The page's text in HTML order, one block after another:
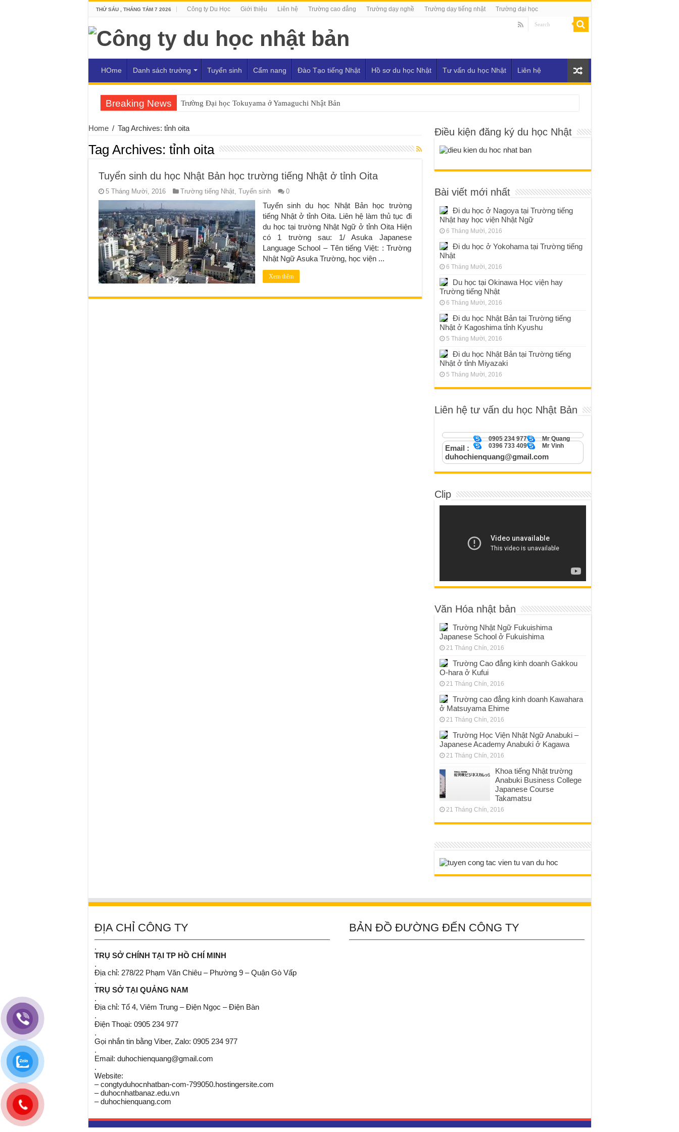
THỨ SÁU , THÁNG TÁM 7 2026 Công ty Du Học Giới thiệu Liên hệ Trường cao đẳng Trường dạy nghề Trường dạy tiếng nhật Trường đại học
HOme Danh sách trường Tuyển sinh Cẩm nang Đào Tạo tiếng Nhật Hồ sơ du học Nhật Tư vấn du học Nhật Liên hệ
Breaking News Trường Đại học Tokuyama ở Yamaguchi Nhật Bản
Home / Tag Archives: tỉnh oita
Tag Archives: tỉnh oita
Tuyển sinh du học Nhật Bản học trường tiếng Nhật ở tỉnh Oita
5 Tháng Mười, 2016 Trường tiếng Nhật, Tuyển sinh 0
Tuyển sinh du học Nhật Bản học trường
tiếng Nhật ở tỉnh Oita. Liên hệ làm thủ tục đi
du học tại trường Nhật Ngữ ở tỉnh Oita Hiện
có 1 trường sau: 1/ Asuka Japanese
Language School – Tên tiếng Việt: : Trường
Nhật Ngữ Asuka Trường, học viện ...
Xem thêm
Điều kiện đăng ký du học Nhật
Bài viết mới nhất
Đi du học ở Nagoya tại Trường tiếng
Nhật hay học viện Nhật Ngữ
6 Tháng Mười, 2016
Đi du học ở Yokohama tại Trường tiếng
Nhật
6 Tháng Mười, 2016
Du học tại Okinawa Học viện hay
Trường tiếng Nhật
6 Tháng Mười, 2016
Đi du học Nhật Bản tại Trường tiếng
Nhật ở Kagoshima tỉnh Kyushu
5 Tháng Mười, 2016
Đi du học Nhật Bản tại Trường tiếng
Nhật ở tỉnh Miyazaki
5 Tháng Mười, 2016
Liên hệ tư vấn du học Nhật Bản
Mr Quang
0905 234 977
Mr Vinh
0396 733 409
Email :
duhochienquang@gmail.com
Clip
Văn Hóa nhật bản
Trường Nhật Ngữ Fukuishima
Japanese School ở Fukuishima
21 Tháng Chín, 2016
Trường Cao đẳng kinh doanh Gakkou
O-hara ở Kufui
21 Tháng Chín, 2016
Trường cao đẳng kinh doanh Kawahara
ở Matsuyama Ehime
21 Tháng Chín, 2016
Trường Học Viện Nhật Ngữ Anabuki –
Japanese Academy Anabuki ở Kagawa
21 Tháng Chín, 2016
Khoa tiếng Nhật trường
Anabuki Business College
Japanese Course
Takamatsu
21 Tháng Chín, 2016
ĐỊA CHỈ CÔNG TY
.
TRỤ SỞ CHÍNH TẠI TP HỒ CHÍ MINH
.
Địa chỉ: 278/22 Phạm Văn Chiêu – Phường 9 – Quận Gò Vấp
.
TRỤ SỞ TẠI QUẢNG NAM
.
Địa chỉ: Tổ 4, Viêm Trung – Điện Ngọc – Điện Bàn
.
Điện Thoại: 0905 234 977
.
Gọi nhắn tin bằng Viber, Zalo: 0905 234 977
.
Email: duhochienquang@gmail.com
.
Website:
– congtyduhocnhatban-com-799050.hostingersite.com
– duhocnhatbanaz.edu.vn
– duhochienquang.com
BẢN ĐỒ ĐƯỜNG ĐẾN CÔNG TY